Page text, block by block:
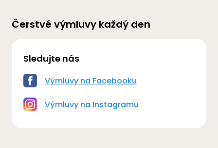
Čerstvé výmluvy každý den
Sledujte nás
Výmluvy na Facebooku
Výmluvy na Instagramu